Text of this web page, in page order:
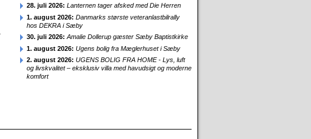
28. juli 2026: Lanternen tager afsked med Die Herren
1. august 2026: Danmarks største veteranlastbilrally
hos DEKRA i Sæby
30. juli 2026: Amalie Dollerup gæster Sæby Baptistkirke
1. august 2026: Ugens bolig fra Mæglerhuset i Sæby
2. august 2026: UGENS BOLIG FRA HOME - Lys, luft
og livskvalitet – eksklusiv villa med havudsigt og moderne
komfort